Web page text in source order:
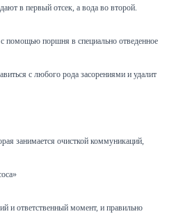
в первый отсек, а вода во второй.
помощью поршня в специально отведенное
с любого рода засорениями и удалит
занимается очисткой коммуникаций,
и ответственный момент, и правильно